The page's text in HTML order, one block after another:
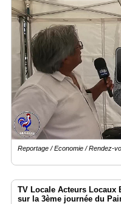
Reportage / Economie / Rendez-
TV Locale Acteurs Locaux
sur la 3ème journée du